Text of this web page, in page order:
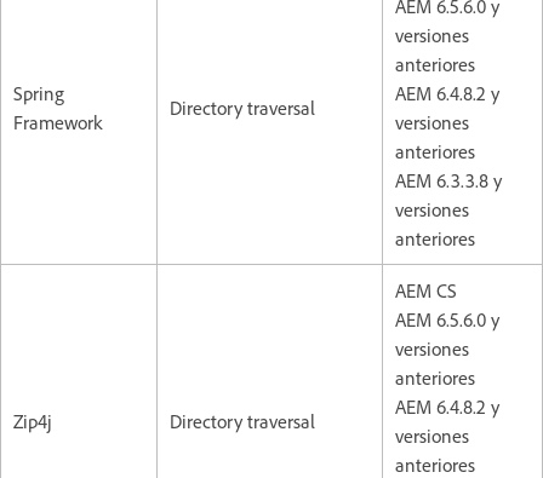
Spring
Framework
Directory traversal
AEM 6.5.6.0 y
versiones
anteriores
AEM 6.4.8.2 y
versiones
anteriores
AEM 6.3.3.8 y
versiones
anteriores
Zip4j Directory traversal
AEM CS
AEM 6.5.6.0 y
versiones
anteriores
AEM 6.4.8.2 y
versiones
anteriores